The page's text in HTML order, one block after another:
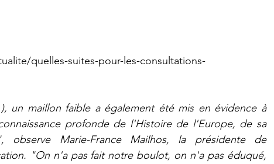
quelles-suites-pour-les-consultations-
un maillon faible a également été mis en évidence à
profonde de l'Histoire de l'Europe, de sa
observe Marie-France Mailhos, la présidente de
"On n'a pas fait notre boulot, on n'a pas éduqué,